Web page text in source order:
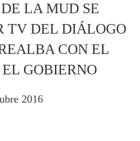
LA MUD SE
TV DEL DIÁLOGO
CON EL
GOBIERNO
2016